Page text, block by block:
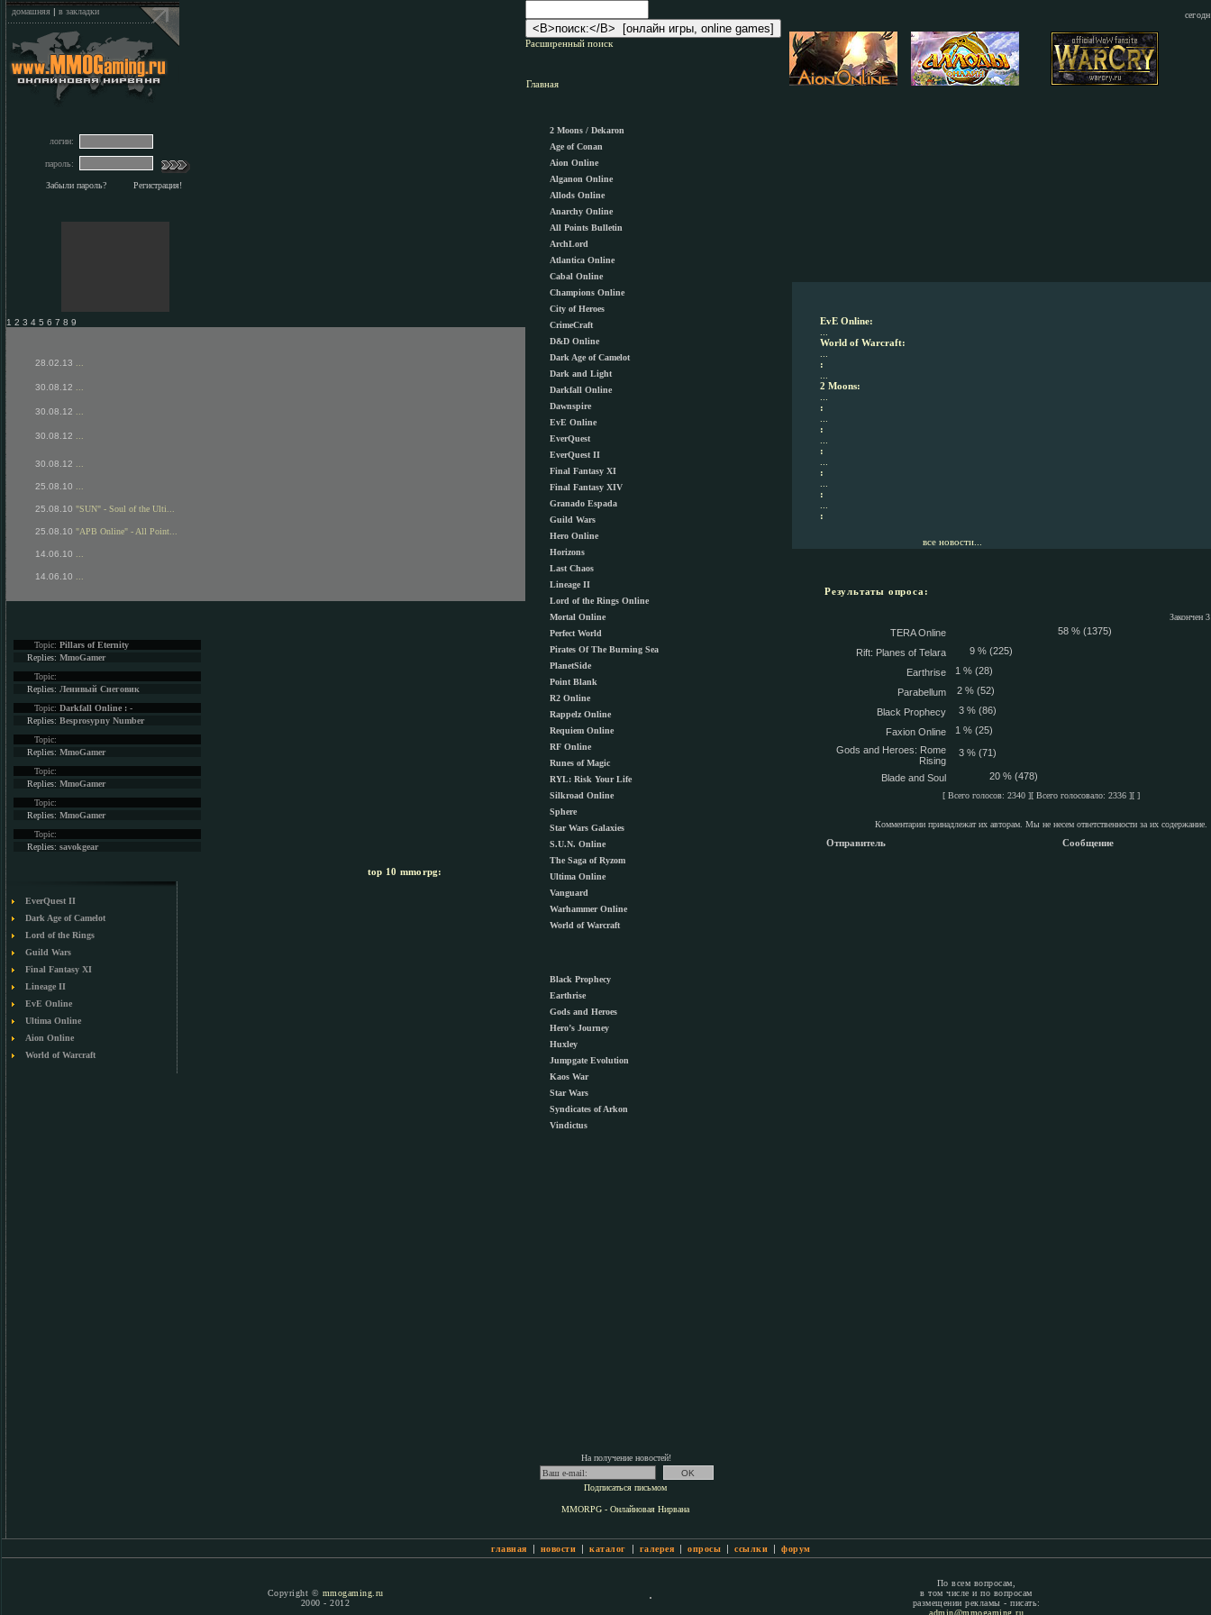
домашняя | в закладки
логин:
пароль:
Забыли пароль? Регистрация!
1 2 3 4 5 6 7 8 9
28.02.13
30.08.12
30.08.12
30.08.12
30.08.12
25.08.10
25.08.10 "SUN" - Soul of the Ulti...
25.08.10 "APB Online" - All Point...
14.06.10
14.06.10
Topic: Pillars of Eternity
Replies: MmoGamer
Topic:
Replies: Ленивый Снеговик
Topic: Darkfall Online : -
Replies: Besprosypny Number
Topic:
Replies: MmoGamer
Topic:
Replies: MmoGamer
Topic:
Replies: MmoGamer
Topic:
Replies: savokgear
top 10 mmorpg:
EverQuest II
Dark Age of Camelot
Lord of the Rings
Guild Wars
Final Fantasy XI
Lineage II
EvE Online
Ultima Online
Aion Online
World of Warcraft
Расширенный поиск
Главная
2 Moons / Dekaron
Age of Conan
Aion Online
Alganon Оnline
Allods Online
Anarchy Online
All Points Bulletin
ArchLord
Atlantica Online
Cabal Online
Champions Online
City of Heroes
CrimeCraft
D&D Online
Dark Age of Camelot
Dark and Light
Darkfall Online
Dawnspire
EvE Online
EverQuest
EverQuest II
Final Fantasy XI
Final Fantasy XIV
Granado Espada
Guild Wars
Hero Online
Horizons
Last Chaos
Lineage II
Lord of the Rings Online
Mortal Online
Perfect World
Pirates Of The Burning Sea
PlanetSide
Point Blank
R2 Online
Rappelz Online
Requiem Online
RF Online
Runes of Magic
RYL: Risk Your Life
Silkroad Online
Sphere
Star Wars Galaxies
S.U.N. Online
The Saga of Ryzom
Ultima Online
Vanguard
Warhammer Online
World of Warcraft
Black Prophecy
Earthrise
Gods and Heroes
Hero’s Journey
Huxley
Jumpgate Evolution
Kaos War
Star Wars
Syndicates of Arkon
Vindictus
На получение новостей!
Подписаться письмом
MMORPG - Онлайновая Нирвана
EvE Online:
World of Warcraft:
:
2 Moons:
:
:
:
:
:
:
все новости...
Результаты опроса:
Закончен
TERA Online
58 % (1375)
Rift: Planes of Telara
9 % (225)
Earthrise
1 % (28)
Parabellum
2 % (52)
Black Prophecy
3 % (86)
Faxion Online
1 % (25)
Gods and Heroes: Rome
Rising
3 % (71)
Blade and Soul 20 % (478)
[ Всего голосов: 2340 ][ Всего голосовало: 2336 ][ ]
Комментарии принадлежат их авторам. Мы не несем ответственности за их содержание.
Отправитель Сообщение
главная | новости | каталог | галерея | опросы | ссылки | форум
Copyright © mmogaming.ru
2000 - 2012
По всем вопросам,
в том числе и по вопросам
размещении рекламы - писать:
admin@mmogaming.ru